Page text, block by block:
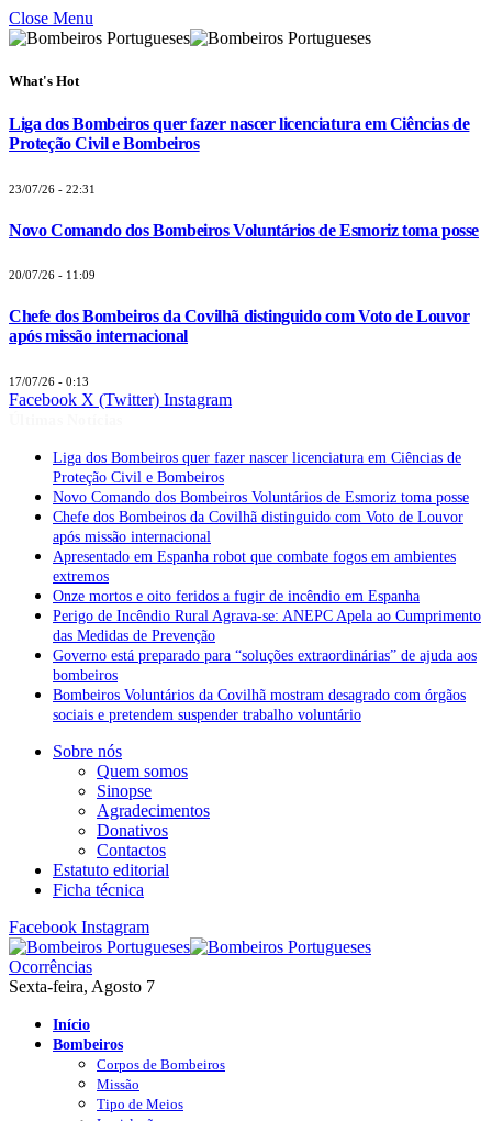
Close Menu
What's Hot
Liga dos Bombeiros quer fazer nascer licenciatura em Ciências de
Proteção Civil e Bombeiros
23/07/26 - 22:31
Novo Comando dos Bombeiros Voluntários de Esmoriz toma posse
20/07/26 - 11:09
Chefe dos Bombeiros da Covilhã distinguido com Voto de Louvor
após missão internacional
17/07/26 - 0:13
Facebook X (Twitter) Instagram
Liga dos Bombeiros quer fazer nascer licenciatura em Ciências de
Proteção Civil e Bombeiros
Novo Comando dos Bombeiros Voluntários de Esmoriz toma posse
Chefe dos Bombeiros da Covilhã distinguido com Voto de Louvor
após missão internacional
Apresentado em Espanha robot que combate fogos em ambientes
extremos
Onze mortos e oito feridos a fugir de incêndio em Espanha
Perigo de Incêndio Rural Agrava-se: ANEPC Apela ao Cumprimento
das Medidas de Prevenção
Governo está preparado para “soluções extraordinárias” de ajuda aos
bombeiros
Bombeiros Voluntários da Covilhã mostram desagrado com órgãos
sociais e pretendem suspender trabalho voluntário
Sobre nós
Quem somos
Sinopse
Agradecimentos
Donativos
Contactos
Estatuto editorial
Ficha técnica
Facebook Instagram
Ocorrências
Sexta-feira, Agosto 7
Início
Bombeiros
Corpos de Bombeiros
Missão
Tipo de Meios